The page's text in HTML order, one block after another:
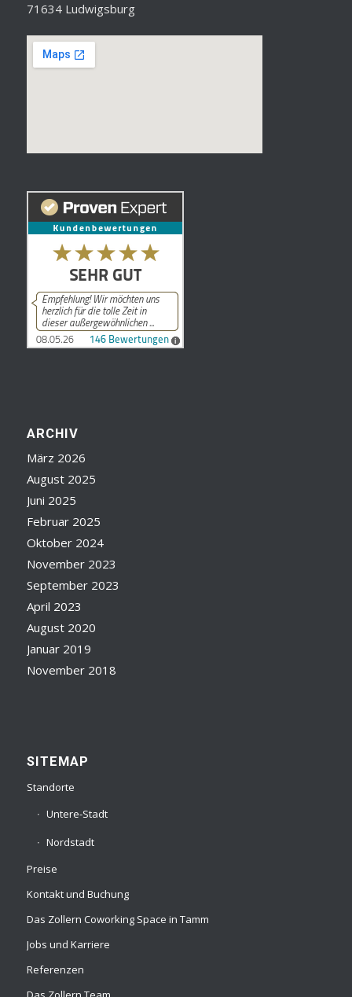
71634 Ludwigsburg
ARCHIV
März 2026
August 2025
Juni 2025
Februar 2025
Oktober 2024
November 2023
September 2023
April 2023
August 2020
Januar 2019
November 2018
SITEMAP
Standorte
Untere-Stadt
Nordstadt
Preise
Kontakt und Buchung
Das Zollern Coworking Space in Tamm
Jobs und Karriere
Referenzen